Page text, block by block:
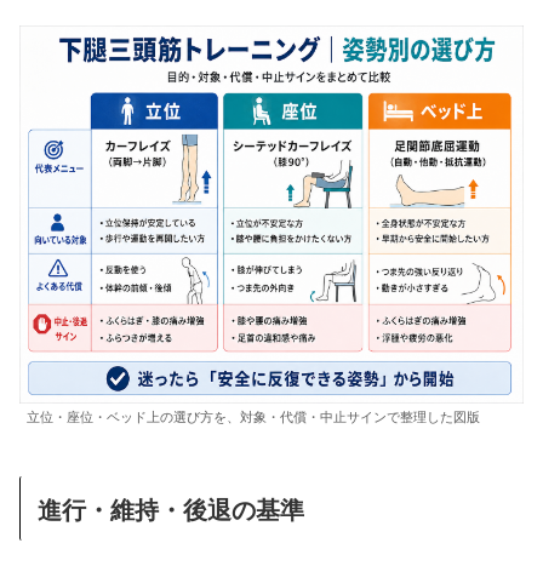
立位・座位・ベッド上の選び方を、対象・代償・中止サインで整理した図版
進行・維持・後退の基準